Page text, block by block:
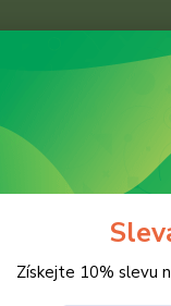
Získejte 10% slevu